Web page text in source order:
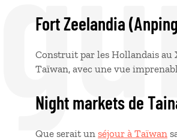
Fort Zeelandia
Construit par les Hollandais au
Taïwan, avec une vue
Night markets de
Que serait un séjour à Taïwan